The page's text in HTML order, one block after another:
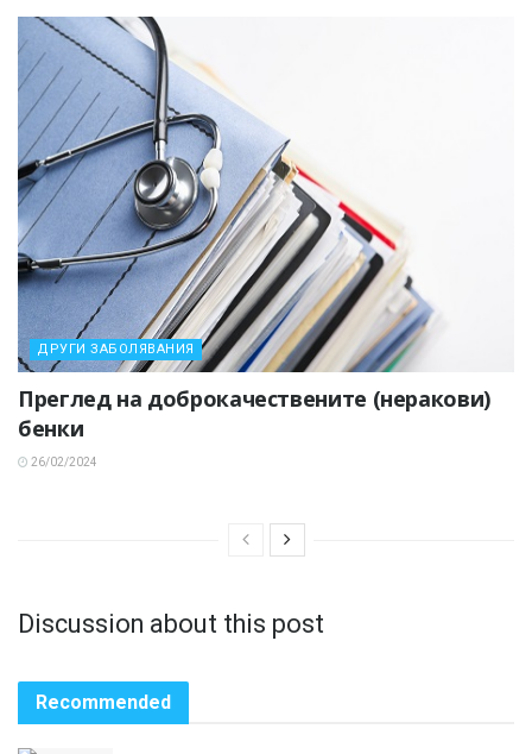
ДРУГИ ЗАБОЛЯВАНИЯ
Преглед на доброкачествените (неракови)
бенки
26/02/2024
Discussion about this post
Recommended